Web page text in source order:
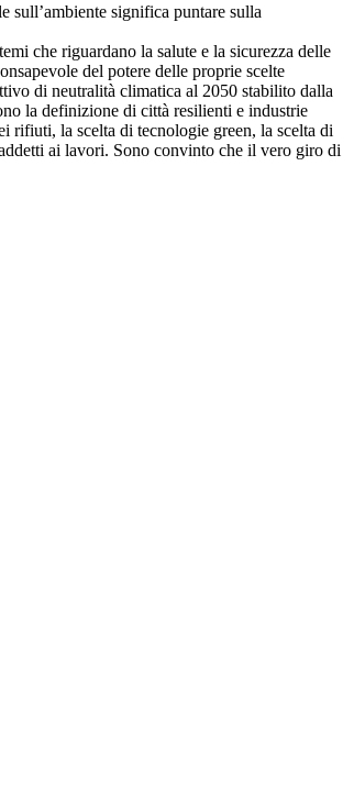
sull’ambiente significa puntare sulla
che riguardano la salute e la sicurezza delle
del potere delle proprie scelte
di neutralità climatica al 2050 stabilito dalla
la definizione di città resilienti e industrie
rifiuti, la scelta di tecnologie green, la scelta di
ai lavori. Sono convinto che il vero giro di